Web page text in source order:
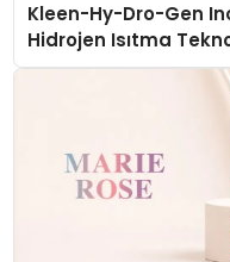
Kleen-Hy-Dro-Gen
Hidrojen Isıtma
Düzenleyici